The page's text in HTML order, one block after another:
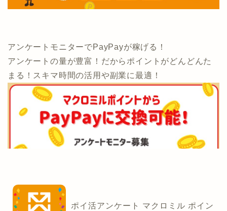
アンケートモニターでPayPayが稼げる！
アンケートの量が豊富！だからポイントがどんどんた
まる！スキマ時間の活用や副業に最適！
ポイ活アンケート マクロミル ポイン